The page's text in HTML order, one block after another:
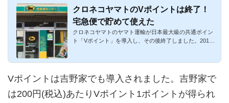
クロネコヤマトのVポイントは終了！
宅急便で貯めて使えた
クロネコヤマトのヤマト運輸が日本最大級の共通ポイン
ト「Vポイント」を導入し、その後終了しました。2018
Vポイントは吉野家でも導入されました。吉野家で
は200円(税込)あたりVポイント1ポイントが得られ